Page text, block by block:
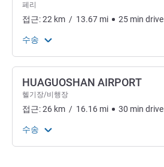
페리
접근:22 km / 13.67 mi 25 min drive
수송
HUAGUOSHAN AIRPORT
헬기장/비행장
접근:26 km / 16.16 mi 30 min drive
수송